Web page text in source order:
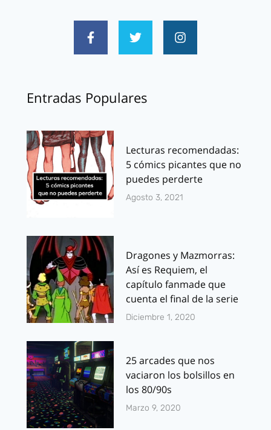
Entradas Populares
Lecturas recomendadas:
5 cómics picantes que no
puedes perderte
Agosto 3, 2021
Dragones y Mazmorras:
Así es Requiem, el
capítulo fanmade que
cuenta el final de la serie
Diciembre 1, 2020
25 arcades que nos
vaciaron los bolsillos en
los 80/90s
Marzo 9, 2020